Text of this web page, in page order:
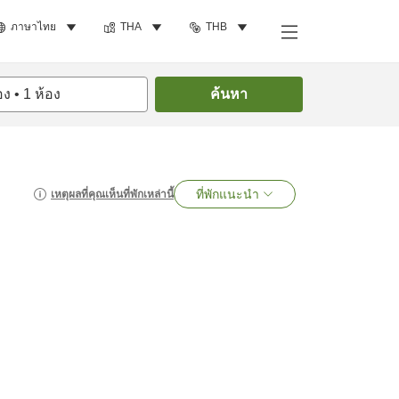
ภาษาไทย THA THB
• 1 ห้อง ค้นหา
เหตุผลที่คุณเห็นที่พักเหล่านี้ ที่พักแนะนำ